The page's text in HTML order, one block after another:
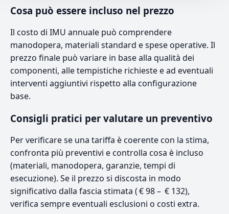
Cosa può essere incluso nel prezzo
Il costo di IMU annuale può comprendere
manodopera, materiali standard e spese operative. Il
prezzo finale può variare in base alla qualità dei
componenti, alle tempistiche richieste e ad eventuali
interventi aggiuntivi rispetto alla configurazione
base.
Consigli pratici per valutare un preventivo
Per verificare se una tariffa è coerente con la stima,
confronta più preventivi e controlla cosa è incluso
(materiali, manodopera, garanzie, tempi di
esecuzione). Se il prezzo si discosta in modo
significativo dalla fascia stimata ( € 98 – € 132),
verifica sempre eventuali esclusioni o costi extra.